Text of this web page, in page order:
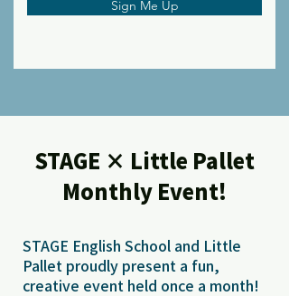
Sign Me Up
STAGE × Little Pallet
Monthly Event!
STAGE English School and Little
Pallet proudly present a fun,
creative event held once a month!